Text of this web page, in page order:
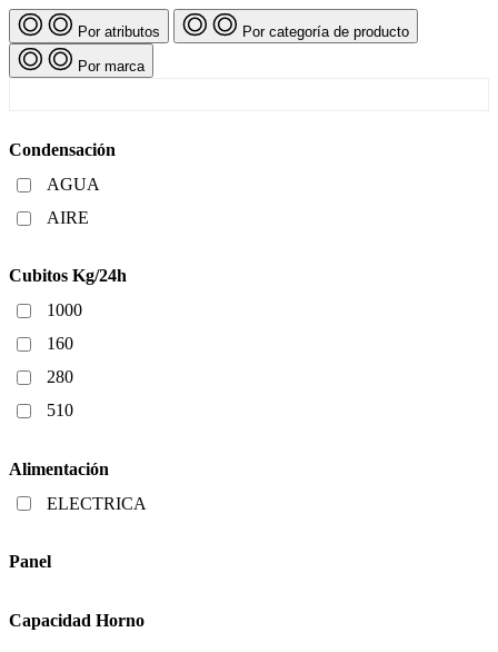
Por atributos Por categoría de producto
Por marca
Condensación
AGUA
AIRE
Cubitos Kg/24h
1000
160
280
510
Alimentación
ELECTRICA
Panel
Capacidad Horno